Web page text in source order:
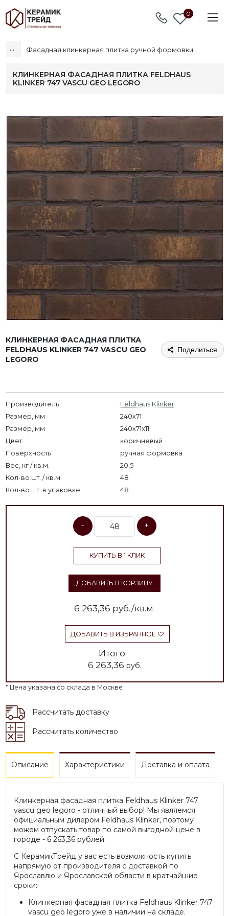
0
... Фасадная клинкерная плитка ручной формовки
КЛИНКЕРНАЯ ФАСАДНАЯ ПЛИТКА FELDHAUS
KLINKER 747 VASCU GEO LEGORO
КЛИНКЕРНАЯ ФАСАДНАЯ ПЛИТКА
FELDHAUS KLINKER 747 VASCU GEO
LEGORO
Поделиться
Производитель
Feldhaus Klinker
Размер, мм
240x71
Размер, мм
240х71х11
Цвет
коричневый
Поверхность
ручная формовка
Вес, кг / кв.м.
20,5
Кол-во шт. / кв.м.
48
Кол-во шт. в упаковке
48
- +
КУПИТЬ В 1 КЛИК
ДОБАВИТЬ В КОРЗИНУ
6 263,36 руб./кв.м.
ДОБАВИТЬ В ИЗБРАННОЕ
Итого:
6 263,36 руб.
* Цена указана со склада в Москве
Рассчитать доставку
Рассчитать количество
Описание Характеристики Доставка и оплата
Клинкерная фасадная плитка Feldhaus Klinker 747
vascu geo legoro - отличный выбор! Мы являемся
официальным дилером Feldhaus Klinker, поэтому
можем отпускать товар по самой выгодной цене в
городе - 6 263,36 рублей.
С КерамикТрейд у вас есть возможность купить
напрямую от производителя с доставкой по
Ярославлю и Ярославской области в кратчайшие
сроки:
Клинкерная фасадная плитка Feldhaus Klinker 747
vascu geo legoro уже в наличии на складе.